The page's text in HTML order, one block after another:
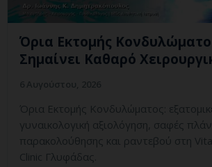
Όρια Εκτομής
Σημαίνει Καθαρό
Όρια Εκτομής Κονδυλώματος:
γυναικολογική αξιολόγηση, σαφές
παρακολούθησης και ραντεβού στη
Clinic Γλυφάδας.